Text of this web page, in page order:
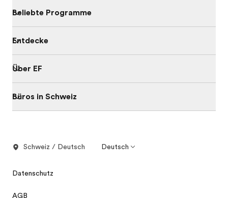
Beliebte Programme
Entdecke
Über EF
Büros in Schweiz
Schweiz / Deutsch Deutsch
Datenschutz
AGB